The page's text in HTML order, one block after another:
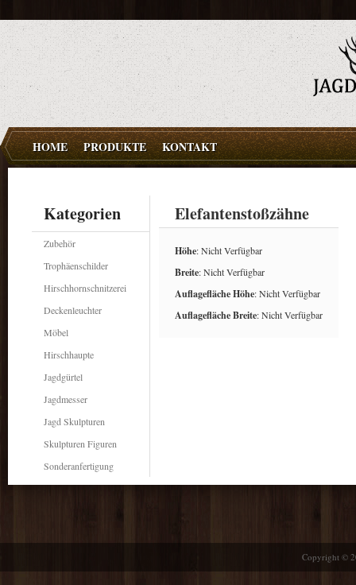
HOME PRODUKTE KONTAKT
Elefantenstoßzähne
Höhe: Nicht Verfügbar
Breite: Nicht Verfügbar
Auflagefläche Höhe: Nicht Verfügbar
Auflagefläche Breite: Nicht Verfügbar
Kategorien
Zubehör
Trophäenschilder
Hirschhornschnitzerei
Deckenleuchter
Möbel
Hirschhaupte
Jagdgürtel
Jagdmesser
Jagd Skulpturen
Skulpturen Figuren
Sonderanfertigung
Copyright ©